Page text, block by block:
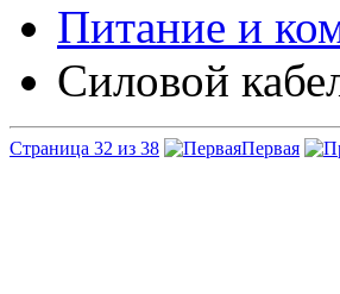
Питание и
Силовой
Страница 32 из 38 Первая